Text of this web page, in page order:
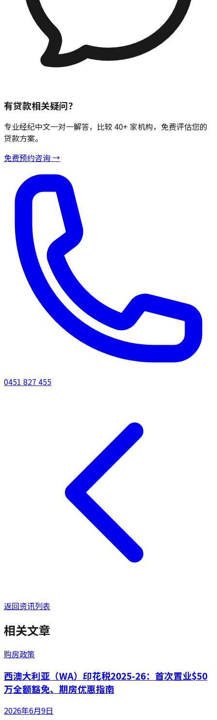
有贷款相关疑问？
专业经纪中文一对一解答，比较 40+ 家机构，免费评估您的
贷款方案。
免费预约咨询 →
0451 827 455
返回资讯列表
相关文章
购房政策
西澳大利亚（WA）印花税2025-26：首次置业$50
万全额豁免、期房优惠指南
2026年6月9日